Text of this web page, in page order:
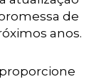
de
anos.